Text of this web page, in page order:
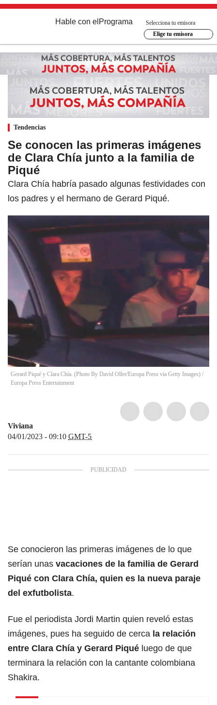
Hable con el Programa
Selecciona tu emisora
Elige tu emisora
Tendencias
Se conocen las primeras imágenes
de Clara Chía junto a la familia de
Piqué
Clara Chía habría pasado algunas festividades con
los padres y el hermano de Gerard Piqué.
Gerard Piqué y Clara Chía. (Photo By David Oller/Europa Press via Getty Images) /
Europa Press Entertainment
Viviana
04/01/2023 - 09:10 GMT-5
Se conocieron las primeras imágenes de lo que
serían unas vacaciones de la familia de Gerard
Piqué con Clara Chía, quien es la nueva paraje
del exfutbolista.
Fue el periodista Jordi Martin quien reveló estas
imágenes, pues ha seguido de cerca la relación
entre Clara Chía y Gerard Piqué luego de que
terminara la relación con la cantante colombiana
Shakira.